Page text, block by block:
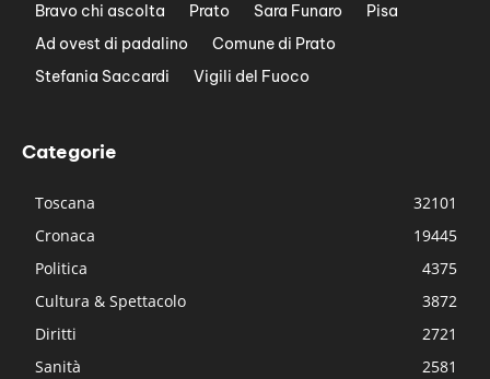
Bravo chi ascolta
Prato Sara Funaro
Pisa
Ad ovest di padalino
Comune di Prato
Stefania Saccardi
Vigili del Fuoco
Categorie
Toscana
32101
Cronaca
19445
Politica
4375
Cultura & Spettacolo
3872
Diritti
2721
Sanità
2581